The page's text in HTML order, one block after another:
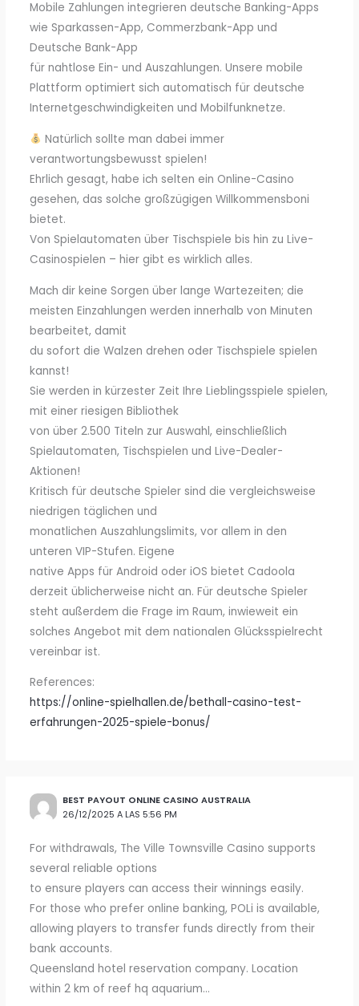
Mobile Zahlungen integrieren deutsche Banking-Apps
wie Sparkassen-App, Commerzbank-App und
Deutsche Bank-App
für nahtlose Ein- und Auszahlungen. Unsere mobile
Plattform optimiert sich automatisch für deutsche
Internetgeschwindigkeiten und Mobilfunknetze.
Natürlich sollte man dabei immer
verantwortungsbewusst spielen!
Ehrlich gesagt, habe ich selten ein Online-Casino
gesehen, das solche großzügigen Willkommensboni
bietet.
Von Spielautomaten über Tischspiele bis hin zu Live-
Casinospielen – hier gibt es wirklich alles.
Mach dir keine Sorgen über lange Wartezeiten; die
meisten Einzahlungen werden innerhalb von Minuten
bearbeitet, damit
du sofort die Walzen drehen oder Tischspiele spielen
kannst!
Sie werden in kürzester Zeit Ihre Lieblingsspiele spielen,
mit einer riesigen Bibliothek
von über 2.500 Titeln zur Auswahl, einschließlich
Spielautomaten, Tischspielen und Live-Dealer-
Aktionen!
Kritisch für deutsche Spieler sind die vergleichsweise
niedrigen täglichen und
monatlichen Auszahlungslimits, vor allem in den
unteren VIP-Stufen. Eigene
native Apps für Android oder iOS bietet Cadoola
derzeit üblicherweise nicht an. Für deutsche Spieler
steht außerdem die Frage im Raum, inwieweit ein
solches Angebot mit dem nationalen Glücksspielrecht
vereinbar ist.
References:
https://online-spielhallen.de/bethall-casino-test-
erfahrungen-2025-spiele-bonus/
BEST PAYOUT ONLINE CASINO AUSTRALIA
26/12/2025 A LAS 5:56 PM
For withdrawals, The Ville Townsville Casino supports
several reliable options
to ensure players can access their winnings easily.
For those who prefer online banking, POLi is available,
allowing players to transfer funds directly from their
bank accounts.
Queensland hotel reservation company. Location
within 2 km of reef hq aquarium…